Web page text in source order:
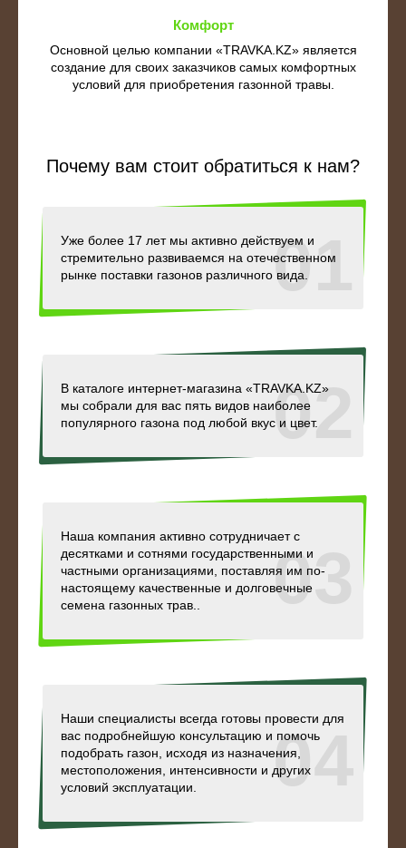
Комфорт
Основной целью компании «TRAVKA.KZ» является
создание для своих заказчиков самых комфортных
условий для приобретения газонной травы.
Почему вам стоит обратиться к нам?
01
Уже более 17 лет мы активно действуем и
стремительно развиваемся на отечественном
рынке поставки газонов различного вида.
02
В каталоге интернет-магазина «TRAVKA.KZ»
мы собрали для вас пять видов наиболее
популярного газона под любой вкус и цвет.
03
Наша компания активно сотрудничает с
десятками и сотнями государственными и
частными организациями, поставляя им по-
настоящему качественные и долговечные
семена газонных трав..
04
Наши специалисты всегда готовы провести для
вас подробнейшую консультацию и помочь
подобрать газон, исходя из назначения,
местоположения, интенсивности и других
условий эксплуатации.